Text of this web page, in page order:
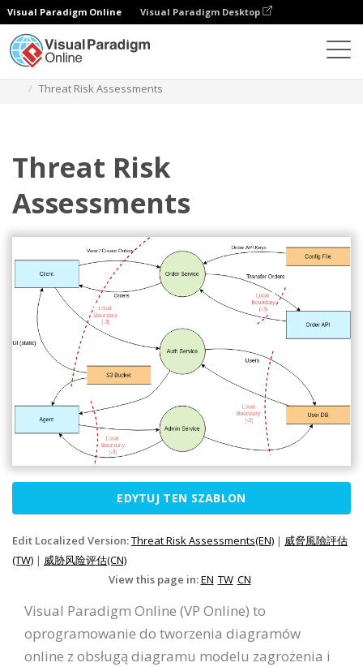
Visual Paradigm Online Visual Paradigm Desktop
Threat Risk Assessments
Threat Risk
Assessments
EDYTUJ TEN SZABLON
Edit Localized Version:Threat Risk Assessments(EN) | 威脅風險評估
(TW) | 威胁风险评估(CN)
View this page in:EN TW CN
Visual Paradigm Online (VP Online) to
oprogramowanie do tworzenia diagramów
online z obsługą diagramu modelu zagrożenia i